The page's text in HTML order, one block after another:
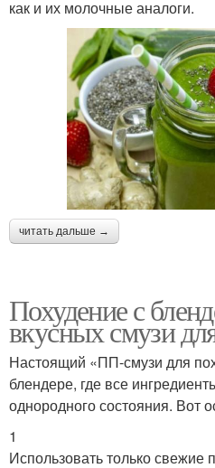
как и их молочные аналоги.
читать дальше →
Похудение с
вкусных смузи
Настоящий «ПП-смузи для
блендере, где все
однородного состояния. Вот
1
Использовать только